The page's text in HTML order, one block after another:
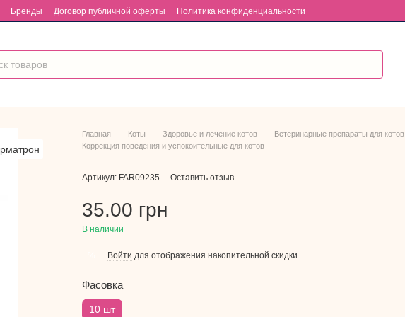
Бренды Договор публичной оферты
Политика конфиденциальности
Главная Коты Здоровье и лечение котов
Ветеринарные препараты для котов
Коррекция поведения и успокоительные для котов
Артикул: FAR09235 Оставить отзыв
35.00 грн
В наличии
Войти для отображения накопительной скидки
Фасовка
10 шт